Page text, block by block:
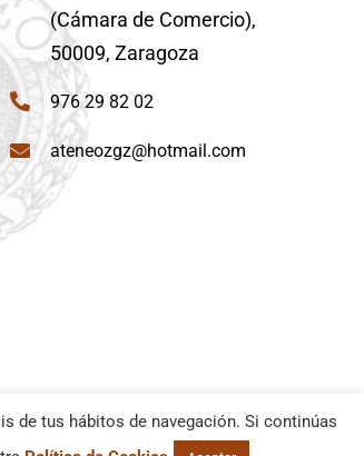
(Cámara de Comercio),
50009, Zaragoza
976 29 82 02
ateneozgz@hotmail.com
de tus hábitos de navegación. Si continúas